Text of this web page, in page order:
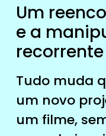
Um
e a
recorrente
Tudo muda
um novo
um filme,